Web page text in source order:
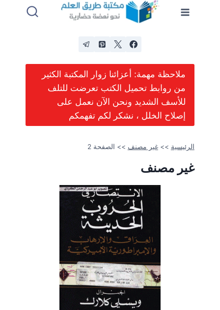
ملاحظة مهمة: أعزائنا زوار المكتبة الكثير
من روابط تحميل الكتب تعرضت للتلف
للأسف الشديد ونحن الآن نعمل على
إصلاح الخلل ، نشكر لكم تفهمكم
الرئيسية >>غير مصنف >> الصفحة 2
غير مصنف